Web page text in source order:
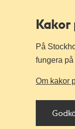
På
fungera på
Om kakor